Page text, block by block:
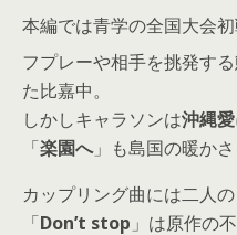
本編では青学の全国大会
フプレーや相手を挑発する
た比嘉中。
しかしキャラソンは沖縄愛
「楽園へ」も島国の暖か
カップリング曲には二人
「Don’t stop 」は原作の